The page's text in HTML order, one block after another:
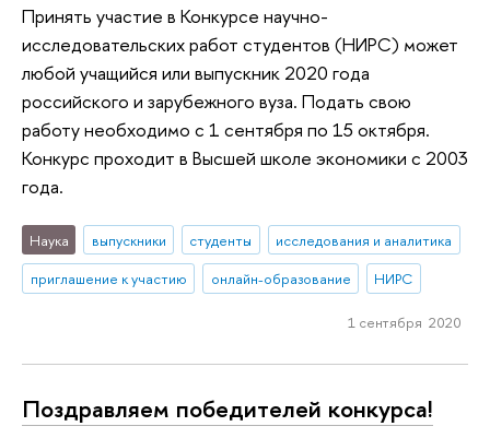
Принять участие в Конкурсе научно-
исследовательских работ студентов (НИРС) может
любой учащийся или выпускник 2020 года
российского и зарубежного вуза. Подать свою
работу необходимо с 1 сентября по 15 октября.
Конкурс проходит в Высшей школе экономики с 2003
года.
Наука выпускники студенты
исследования и аналитика
приглашение к участию
онлайн-образование НИРС
1 сентября 2020
Поздравляем победителей конкурса!